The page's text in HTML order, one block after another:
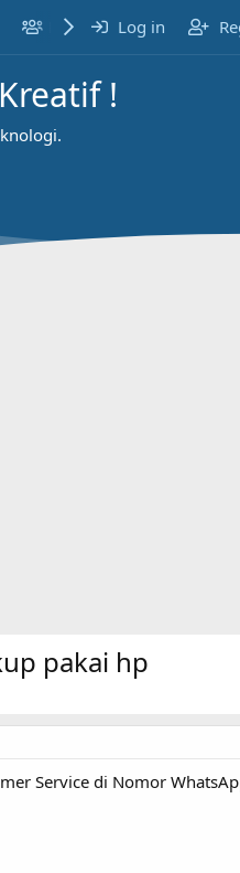
MembersLog in
!
pakai hp
Service di Nomor